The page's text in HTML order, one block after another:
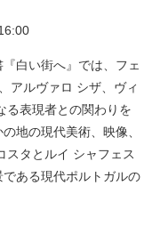
白い街へ』では、フェ
アルヴァロ シザ、ヴィ
る表現者との関わりを
地の現代美術、映像、
スタとルイ シャフェス
ある現代ポルトガルの